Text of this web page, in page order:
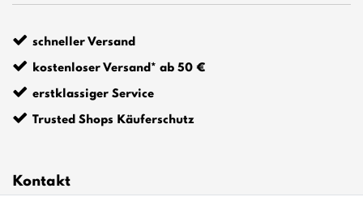
schneller Versand
kostenloser Versand* ab 50 €
erstklassiger Service
Trusted Shops Käuferschutz
Kontakt